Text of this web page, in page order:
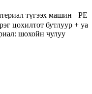
түгээх машин +РЕ
цохилтот бутлуур + ya
шохойн чулуу